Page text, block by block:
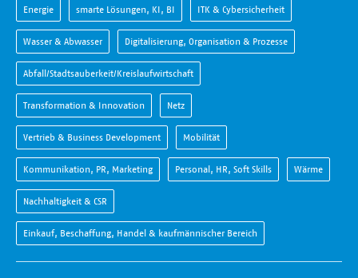
Energie smarte Lösungen, KI, BI ITK & Cybersicherheit
Wasser & Abwasser Digitalisierung, Organisation & Prozesse
Abfall/Stadtsauberkeit/Kreislaufwirtschaft
Transformation & Innovation Netz
Vertrieb & Business Development Mobilität
Kommunikation, PR, Marketing Personal, HR, Soft Skills Wärme
Nachhaltigkeit & CSR
Einkauf, Beschaffung, Handel & kaufmännischer Bereich